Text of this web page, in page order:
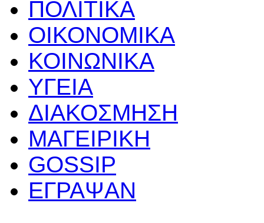
ΠΟΛΙΤΙΚΑ
ΟΙΚΟΝΟΜΙΚΑ
ΚΟΙΝΩΝΙΚΑ
ΥΓΕΙΑ
ΔΙΑΚΟΣΜΗΣΗ
ΜΑΓΕΙΡΙΚΗ
GOSSIP
ΕΓΡΑΨΑΝ